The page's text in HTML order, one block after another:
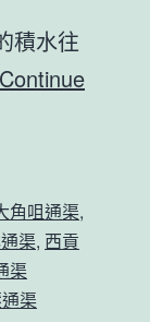
積水往
Continue
角咀通渠,
渠, 西貢
渠
渠